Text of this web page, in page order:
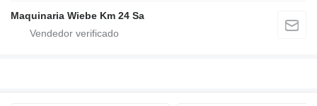
Maquinaria Wiebe Km 24 Sa